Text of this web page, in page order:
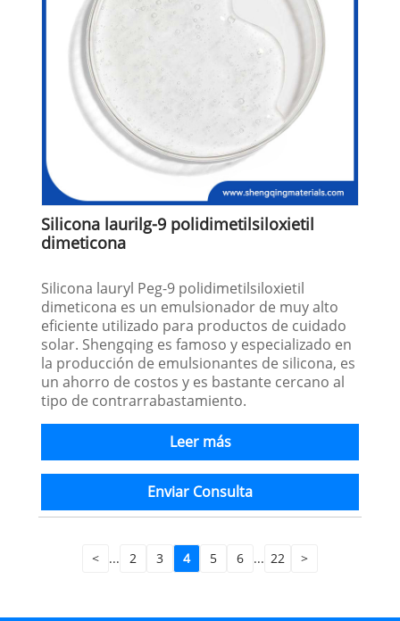
Silicona laurilg-9 polidimetilsiloxietil
dimeticona
Silicona lauryl Peg-9 polidimetilsiloxietil
dimeticona es un emulsionador de muy alto
eficiente utilizado para productos de cuidado
solar. Shengqing es famoso y especializado en
la producción de emulsionantes de silicona, es
un ahorro de costos y es bastante cercano al
tipo de contrarrabastamiento.
Leer más
Enviar Consulta
< ... 2 3 4 5 6 ... 22 >